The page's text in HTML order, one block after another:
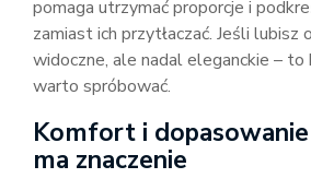
pomaga utrzymać proporcje i
zamiast ich przytłaczać. Jeśli lubisz
widoczne, ale nadal eleganckie – to
warto spróbować.
Komfort i
ma znaczenie